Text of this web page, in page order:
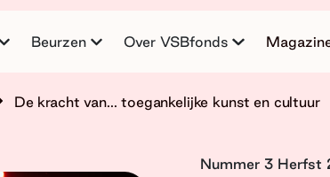
Beurzen Over VSBfonds
De kracht van... toegankelijke kunst en cultuur
Nummer 3 Herfst